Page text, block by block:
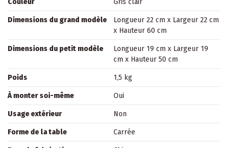
Couleur Gris clair
Dimensions du grand modèle
Longueur 22 cm x Largeur 22 cm
x Hauteur 60 cm
Dimensions du petit modèle
Longueur 19 cm x Largeur 19
cm x Hauteur 50 cm
Poids 1,5 kg
À monter soi-même Oui
Usage extérieur Non
Forme de la table Carrée